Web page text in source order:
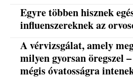
Egyre többen hisznek
influenszereknek az
A vérvizsgálat, amely
milyen gyorsan öregszel
mégis óvatosságra